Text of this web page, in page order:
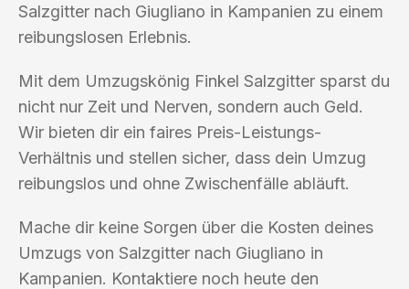
Salzgitter nach Giugliano in Kampanien zu einem
reibungslosen Erlebnis.
Mit dem Umzugskönig Finkel Salzgitter sparst du
nicht nur Zeit und Nerven, sondern auch Geld.
Wir bieten dir ein faires Preis-Leistungs-
Verhältnis und stellen sicher, dass dein Umzug
reibungslos und ohne Zwischenfälle abläuft.
Mache dir keine Sorgen über die Kosten deines
Umzugs von Salzgitter nach Giugliano in
Kampanien. Kontaktiere noch heute den